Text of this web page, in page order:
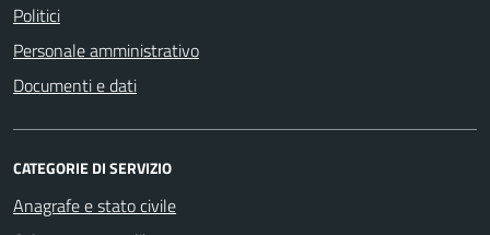
Politici
Personale amministrativo
Documenti e dati
CATEGORIE DI SERVIZIO
Anagrafe e stato civile